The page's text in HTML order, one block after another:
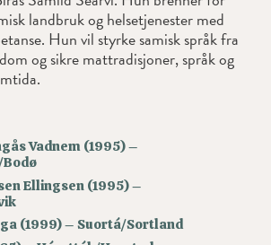
landbruk og helsetjenester med
Hun vil styrke samisk språk fra
og sikre mattradisjoner, språk og
Vadnem (1995) –
Ellingsen (1995) –
(1999) – Suortá/Sortland